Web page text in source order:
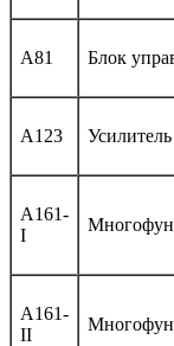
A81 Блок
A123
A161-
I
A161-
II